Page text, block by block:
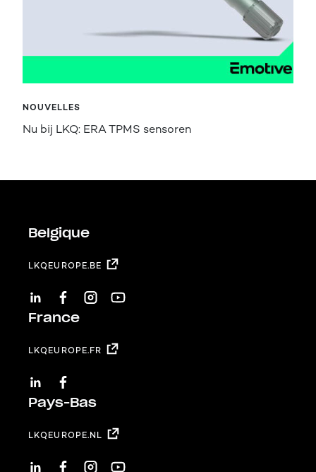
NOUVELLES
Nu bij LKQ: ERA TPMS sensoren
Belgique
LKQEUROPE.BE
LINKEDINFACEBOOKINSTAGRAM
YOUTUBE
France
LKQEUROPE.FR
LINKEDINFACEBOOK
Pays-Bas
LKQEUROPE.NL
LINKEDINFACEBOOKINSTAGRAM
YOUTUBE